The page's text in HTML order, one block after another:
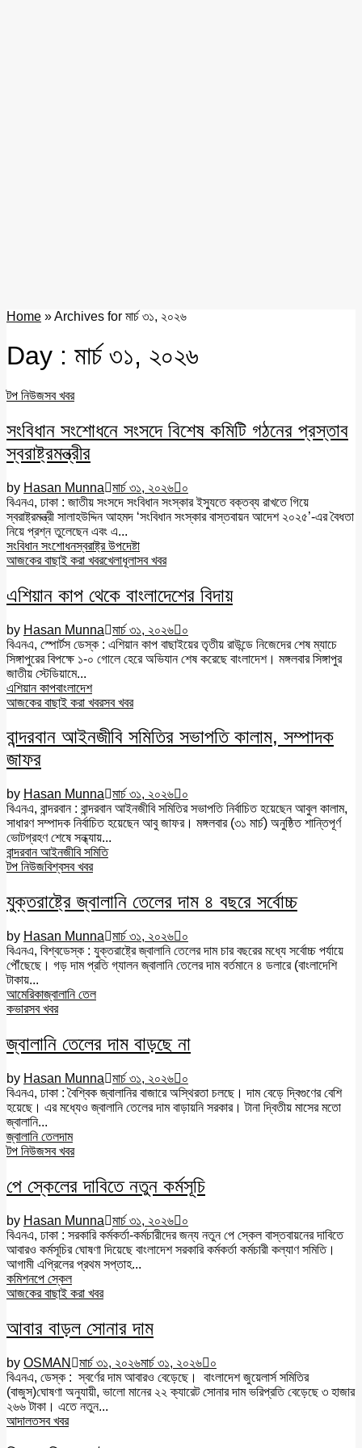
Home »Archives for মার্চ ৩১, ২০২৬
Day : মার্চ ৩১, ২০২৬
টপ নিউজসব খবর
সংবিধান সংশোধনে সংসদে বিশেষ কমিটি গঠনের প্রস্তাব
স্বরাষ্ট্রমন্ত্রীর
by Hasan Munna মার্চ ৩১, ২০২৬
০
বিএনএ, ঢাকা : জাতীয় সংসদে সংবিধান সংস্কার ইস্যুতে বক্তব্য রাখতে গিয়ে
স্বরাষ্ট্রমন্ত্রী সালাহউদ্দিন আহমদ ‘সংবিধান সংস্কার বাস্তবায়ন আদেশ ২০২৫’-এর বৈধতা
নিয়ে প্রশ্ন তুলেছেন এবং এ...
সংবিধান সংশোধনস্বরাষ্ট্র উপদেষ্টা
আজকের বাছাই করা খবরখেলাধূলাসব খবর
এশিয়ান কাপ থেকে বাংলাদেশের বিদায়
by Hasan Munna মার্চ ৩১, ২০২৬
০
বিএনএ, স্পোর্টস ডেস্ক : এশিয়ান কাপ বাছাইয়ের তৃতীয় রাউন্ডে নিজেদের শেষ ম্যাচে
সিঙ্গাপুরের বিপক্ষে ১-০ গোলে হেরে অভিযান শেষ করেছে বাংলাদেশ। মঙ্গলবার সিঙ্গাপুর
জাতীয় স্টেডিয়ামে...
এশিয়ান কাপবাংলাদেশ
আজকের বাছাই করা খবরসব খবর
বান্দরবান আইনজীবি সমিতির সভাপতি কালাম, সম্পাদক
জাফর
by Hasan Munna মার্চ ৩১, ২০২৬
০
বিএনএ, বান্দরবান : বান্দরবান আইনজীবি সমিতির সভাপতি নির্বাচিত হয়েছেন আবুল কালাম,
সাধারণ সম্পাদক নির্বাচিত হয়েছেন আবু জাফর। মঙ্গলবার (৩১ মার্চ) অনুষ্ঠিত শান্তিপূর্ণ
ভোটগ্রহণ শেষে সন্ধ্যায়...
বান্দরবান আইনজীবি সমিতি
টপ নিউজবিশ্বসব খবর
যুক্তরাষ্ট্রে জ্বালানি তেলের দাম ৪ বছরে সর্বোচ্চ
by Hasan Munna মার্চ ৩১, ২০২৬
০
বিএনএ, বিশ্বডেস্ক : যুক্তরাষ্ট্রে জ্বালানি তেলের দাম চার বছরের মধ্যে সর্বোচ্চ পর্যায়ে
পৌঁছেছে। গড় দাম প্রতি গ্যালন জ্বালানি তেলের দাম বর্তমানে ৪ ডলারে (বাংলাদেশি
টাকায়...
আমেরিকাজ্বালানি তেল
কভারসব খবর
জ্বালানি তেলের দাম বাড়ছে না
by Hasan Munna মার্চ ৩১, ২০২৬
০
বিএনএ, ঢাকা : বৈশ্বিক জ্বালানির বাজারে অস্থিরতা চলছে। দাম বেড়ে দ্বিগুণের বেশি
হয়েছে। এর মধ্যেও জ্বালানি তেলের দাম বাড়ায়নি সরকার। টানা দ্বিতীয় মাসের মতো
জ্বালানি...
জ্বালানি তেলদাম
টপ নিউজসব খবর
পে স্কেলের দাবিতে নতুন কর্মসূচি
by Hasan Munna মার্চ ৩১, ২০২৬
০
বিএনএ, ঢাকা : সরকারি কর্মকর্তা-কর্মচারীদের জন্য নতুন পে স্কেল বাস্তবায়নের দাবিতে
আবারও কর্মসূচির ঘোষণা দিয়েছে বাংলাদেশ সরকারি কর্মকর্তা কর্মচারী কল্যাণ সমিতি।
আগামী এপ্রিলের প্রথম সপ্তাহ...
কমিশনপে স্কেল
আজকের বাছাই করা খবর
আবার বাড়ল সোনার দাম
by OSMAN মার্চ ৩১, ২০২৬মার্চ ৩১, ২০২৬
০
বিএনএ, ডেস্ক : স্বর্ণের দাম আবারও বেড়েছে। বাংলাদেশ জুয়েলার্স সমিতির
(বাজুস)ঘোষণা অনুযায়ী, ভালো মানের ২২ ক্যারেট সোনার দাম ভরিপ্রতি বেড়েছে ৩ হাজার
২৬৬ টাকা। এতে নতুন...
আদালতসব খবর